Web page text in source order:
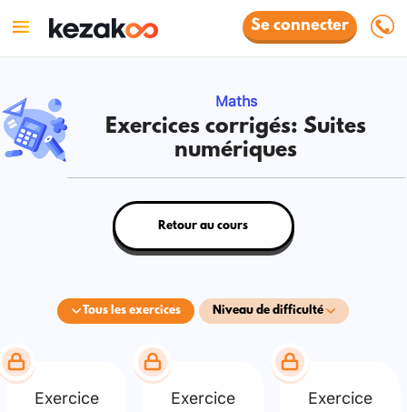
Se connecter
Maths
Exercices corrigés: Suites
numériques
Tous les exercices Niveau de difficulté
Retour au cours
Exercice Exercice Exercice